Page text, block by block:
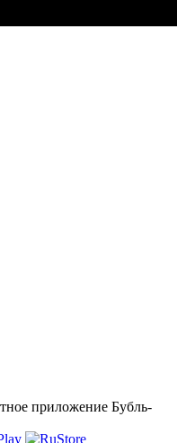
приложение Бубль-